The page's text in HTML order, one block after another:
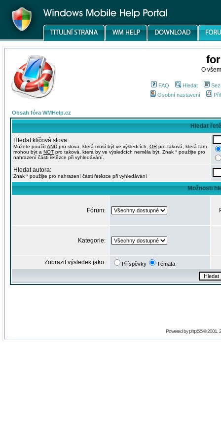
O
FAQ Hledat
Osobní nastavení
Obsah fóra WMHelp.cz
Hledat
Hledat klíčová slova:
Můžete použítAND pro slova, která musí být ve výsledcích, OR pro taková, která tam
mohou být a NOT pro taková, která by ve výsledcích neměla být. Znak * použijte pro
nahrazení části řetězce při vyhledávání.
Hledat autora:
Znak * použijte pro nahrazení části řetězce při vyhledávání
Možnosti
Fórum:
Kategorie:
Zobrazit výsledek jako: Příspěvky Témata
Powered byphpBB© 2001,